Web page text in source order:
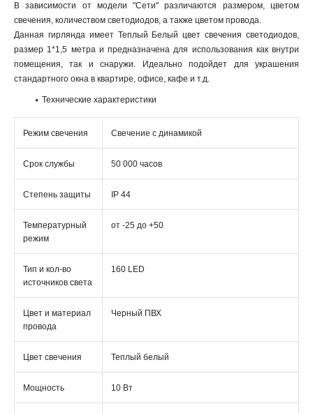
В зависимости от модели "Сети" различаются размером, цветом
свечения, количеством светодиодов, а также цветом провода.
Данная гирлянда имеет Теплый Белый цвет свечения светодиодов,
размер 1*1,5 метра и предназначена для использования как внутри
помещения, так и снаружи. Идеально подойдет для украшения
стандартного окна в квартире, офисе, кафе и т.д.
Технические характеристики
Режим свечения Свечение с динамикой
Срок службы 50 000 часов
Степень защиты IP 44
Температурный
режим
от -25 до +50
Тип и кол-во
источников света
160 LED
Цвет и материал
провода
Черный ПВХ
Цвет свечения Теплый белый
Мощность 10 Вт